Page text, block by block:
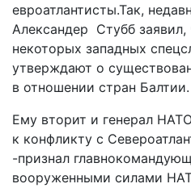
евроатлантисты.Так,
Александер Стубб
некоторых западных
утверждают о
в отношении стран Балтии.
Ему вторит и генерал
к конфликту с
-признал
вооруженными силами